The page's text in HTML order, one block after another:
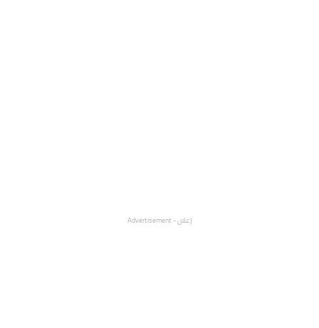
إعلان - Advertisement